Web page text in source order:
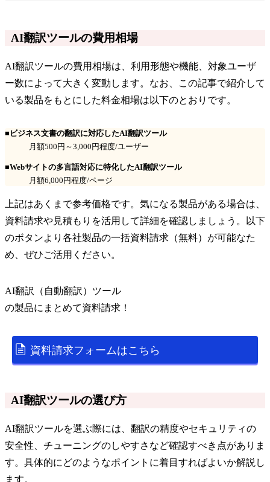
AI翻訳ツールの費用相場
AI翻訳ツールの費用相場は、利用形態や機能、対象ユーザ
ー数によって大きく変動します。なお、この記事で紹介して
いる製品をもとにした料金相場は以下のとおりです。
■ビジネス文書の翻訳に対応したAI翻訳ツール
月額500円～3,000円程度/ユーザー
■Webサイトの多言語対応に特化したAI翻訳ツール
月額6,000円程度/ページ
上記はあくまで参考価格です。気になる製品がある場合は、
資料請求や見積もりを活用して詳細を確認しましょう。以下
のボタンより各社製品の一括資料請求（無料）が可能なた
め、ぜひご活用ください。
AI翻訳（自動翻訳）ツール
の製品にまとめて資料請求！
資料請求フォームはこちら
AI翻訳ツールの選び方
AI翻訳ツールを選ぶ際には、翻訳の精度やセキュリティの
安全性、チューニングのしやすさなど確認すべき点がありま
す。具体的にどのようなポイントに着目すればよいか解説し
ます。